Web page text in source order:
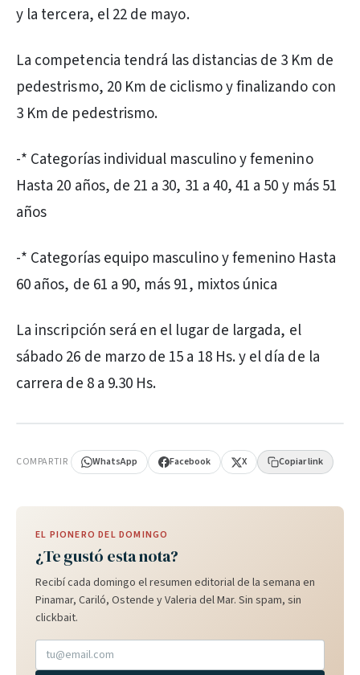
y la tercera, el 22 de mayo.
La competencia tendrá las distancias de 3 Km de
pedestrismo, 20 Km de ciclismo y finalizando con
3 Km de pedestrismo.
-* Categorías individual masculino y femenino
Hasta 20 años, de 21 a 30, 31 a 40, 41 a 50 y más 51
años
-* Categorías equipo masculino y femenino Hasta
60 años, de 61 a 90, más 91, mixtos única
La inscripción será en el lugar de largada, el
sábado 26 de marzo de 15 a 18 Hs. y el día de la
carrera de 8 a 9.30 Hs.
COMPARTIR WhatsApp Facebook X Copiar link
EL PIONERO DEL DOMINGO
¿Te gustó esta nota?
Recibí cada domingo el resumen editorial de la semana en
Pinamar, Cariló, Ostende y Valeria del Mar. Sin spam, sin
clickbait.